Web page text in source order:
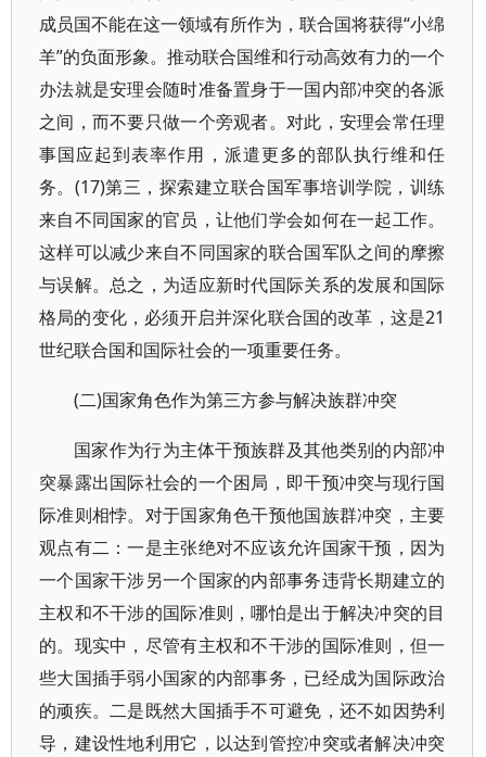
成员国不能在这一领域有所作为，联合国将获得“小绵
羊”的负面形象。推动联合国维和行动高效有力的一个
办法就是安理会随时准备置身于一国内部冲突的各派
之间，而不要只做一个旁观者。对此，安理会常任理
事国应起到表率作用，派遣更多的部队执行维和任
务。(17)第三，探索建立联合国军事培训学院，训练
来自不同国家的官员，让他们学会如何在一起工作。
这样可以减少来自不同国家的联合国军队之间的摩擦
与误解。总之，为适应新时代国际关系的发展和国际
格局的变化，必须开启并深化联合国的改革，这是21
世纪联合国和国际社会的一项重要任务。
(二)国家角色作为第三方参与解决族群冲突
国家作为行为主体干预族群及其他类别的内部冲
突暴露出国际社会的一个困局，即干预冲突与现行国
际准则相悖。对于国家角色干预他国族群冲突，主要
观点有二：一是主张绝对不应该允许国家干预，因为
一个国家干涉另一个国家的内部事务违背长期建立的
主权和不干涉的国际准则，哪怕是出于解决冲突的目
的。现实中，尽管有主权和不干涉的国际准则，但一
些大国插手弱小国家的内部事务，已经成为国际政治
的顽疾。二是既然大国插手不可避免，还不如因势利
导，建设性地利用它，以达到管控冲突或者解决冲突